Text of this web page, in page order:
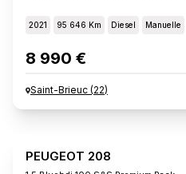
2021 95 646 Km Diesel Manuelle
8 990 €
Saint-Brieuc (22)
PEUGEOT 208